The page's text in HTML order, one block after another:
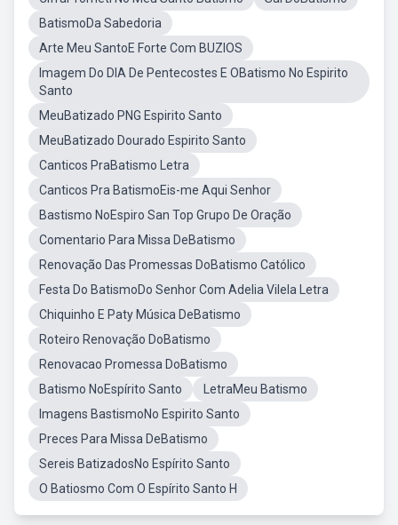
BatismoDa Sabedoria
Arte Meu SantoE Forte Com BUZIOS
Imagem Do DIA De Pentecostes E OBatismo No Espirito
Santo
MeuBatizado PNG Espirito Santo
MeuBatizado Dourado Espirito Santo
Canticos PraBatismo Letra
Canticos Pra BatismoEis-me Aqui Senhor
Bastismo NoEspiro San Top Grupo De Oração
Comentario Para Missa DeBatismo
Renovação Das Promessas DoBatismo Católico
Festa Do BatismoDo Senhor Com Adelia Vilela Letra
Chiquinho E Paty Música DeBatismo
Roteiro Renovação DoBatismo
Renovacao Promessa DoBatismo
Batismo NoEspírito Santo
LetraMeu Batismo
Imagens BastismoNo Espirito Santo
Preces Para Missa DeBatismo
Sereis BatizadosNo Espírito Santo
O Batiosmo Com O Espírito Santo H